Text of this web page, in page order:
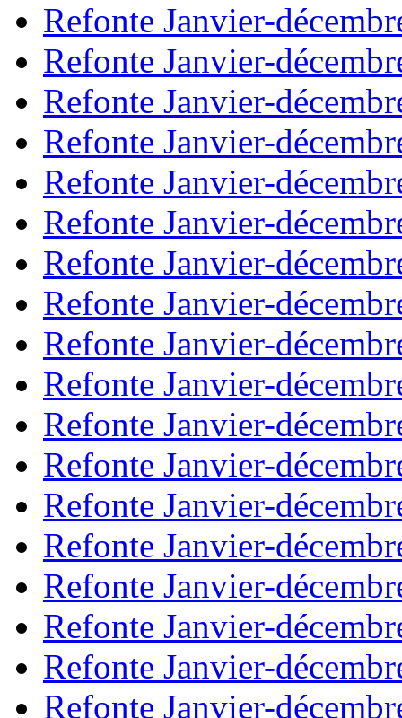
Refonte Janvier-
Refonte Janvier-
Refonte Janvier-
Refonte Janvier-
Refonte Janvier-
Refonte Janvier-
Refonte Janvier-
Refonte Janvier-
Refonte Janvier-
Refonte Janvier-
Refonte Janvier-
Refonte Janvier-
Refonte Janvier-
Refonte Janvier-
Refonte Janvier-
Refonte Janvier-
Refonte Janvier-
Refonte Janvier-